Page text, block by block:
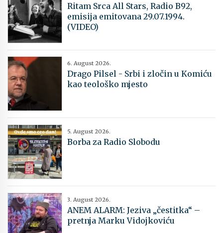
Ritam Srca All Stars, Radio B92,
emisija emitovana 29.07.1994.
(VIDEO)
6. August 2026.
Drago Pilsel - Srbi i zločin u Komiću
kao teološko mjesto
5. August 2026.
Borba za Radio Slobodu
3. August 2026.
ANEM ALARM: Jeziva „čestitka“ –
pretnja Marku Vidojkoviću